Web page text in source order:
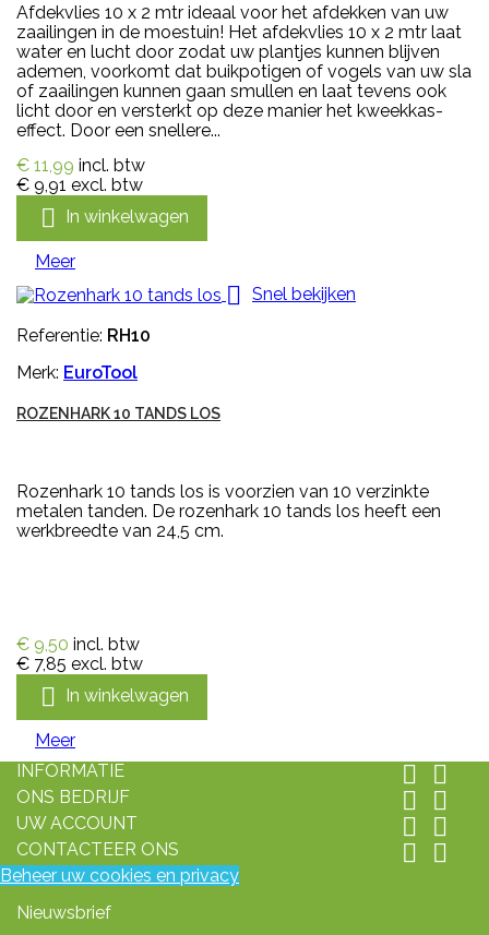
Afdekvlies 10 x 2 mtr ideaal voor het afdekken van uw
zaailingen in de moestuin! Het afdekvlies 10 x 2 mtr laat
water en lucht door zodat uw plantjes kunnen blijven
ademen, voorkomt dat buikpotigen of vogels van uw sla
of zaailingen kunnen gaan smullen en laat tevens ook
licht door en versterkt op deze manier het kweekkas-
effect. Door een snellere...
€ 11,99 incl. btw
€ 9,91 excl. btw
 In winkelwagen
Meer
 Snel bekijken
Referentie: RH10
Merk: EuroTool
ROZENHARK 10 TANDS LOS
Rozenhark 10 tands los is voorzien van 10 verzinkte
metalen tanden. De rozenhark 10 tands los heeft een
werkbreedte van 24,5 cm.
€ 9,50 incl. btw
€ 7,85 excl. btw
 In winkelwagen
Meer
INFORMATIE
 
ONS BEDRIJF  
UW ACCOUNT  
CONTACTEER ONS  
Beheer uw cookies en privacy
Nieuwsbrief